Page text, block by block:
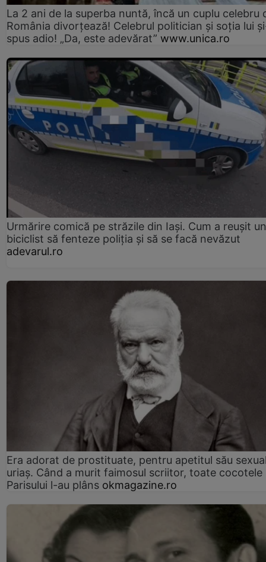
La 2 ani de la superba nuntă, încă un cuplu celebru
România divorțează! Celebrul politician și soția lui
spus adio! „Da, este adevărat” www.unica.ro
Urmărire comică pe străzile din Iași. Cum a reușit un
biciclist să fenteze poliția și să se facă nevăzut
adevarul.ro
Era adorat de prostituate, pentru apetitul său
uriaș. Când a murit faimosul scriitor, toate cocotele
Parisului l-au plâns okmagazine.ro